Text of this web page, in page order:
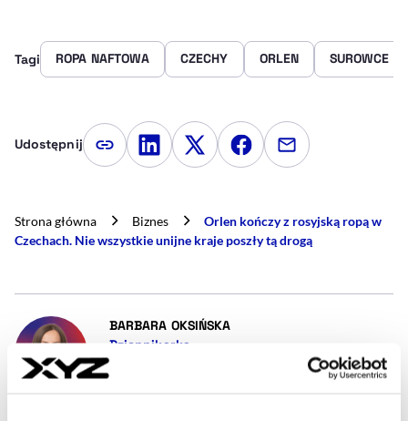
Tagi ROPA NAFTOWA CZECHY ORLEN SUROWCE
Udostępnij Kopiuj link artykułu
Udostępnij na LinkedIn
Udostępnij na Twitterze
Udostępnij na
Udostępnij
Strona główna Biznes
Orlen kończy z rosyjską ropą w
Czechach. Nie wszystkie unijne kraje poszły tą drogą
BARBARA OKSIŃSKA- AUTOR ARTYKUŁU - PROFIL
Dziennikarka
Piszę o energetyce, górnictwie i przemyśle. Gonię